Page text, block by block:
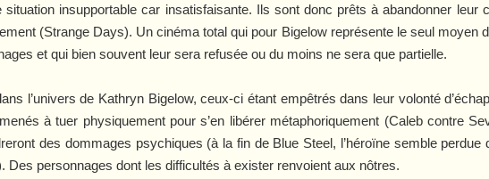
situation insupportable car insatisfaisante. Ils sont donc prêts à abandonner
(Strange Days). Un cinéma total qui pour Bigelow représente le seul moyen
et qui bien souvent leur sera refusée ou du moins ne sera que partielle.
l’univers de Kathryn Bigelow, ceux-ci étant empêtrés dans leur volonté
à tuer physiquement pour s’en libérer métaphoriquement (Caleb contre
des dommages psychiques (à la fin de Blue Steel, l’héroïne semble
Des personnages dont les difficultés à exister renvoient aux nôtres.